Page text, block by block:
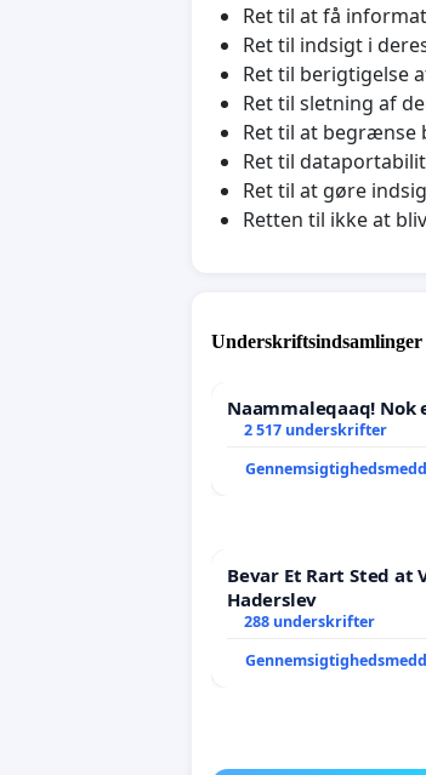
Ret til at få
Ret til indsigt i
Ret til berigtigelse
Ret til sletning af
Ret til at begrænse
Ret til
Ret til at gøre
Retten til ikke at
Naammaleqaaq! Nok
2 517 underskrifter
Bevar Et Rart Sted at
Haderslev
288 underskrifter